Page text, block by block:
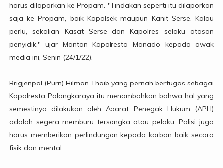
harus dilaporkan ke Propam. "Tindakan seperti itu dilaporkan
saja ke Propam, baik Kapolsek maupun Kanit Serse. Kalau
perlu, sekalian Kasat Serse dan Kapolres selaku atasan
penyidik," ujar Mantan Kapolresta Manado kepada awak
media ini, Senin (24/1/22).
Brigjenpol (Purn) Hilman Thaib yang pernah bertugas sebagai
Kapolresta Palangkaraya itu menambahkan bahwa hal yang
semestinya dilakukan oleh Aparat Penegak Hukum (APH)
adalah segera memburu tersangka atau pelaku. Polisi juga
harus memberikan perlindungan kepada korban baik secara
fisik dan mental.